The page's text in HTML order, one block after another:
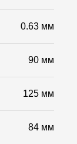
0.63 мм
90 мм
125 мм
84 мм